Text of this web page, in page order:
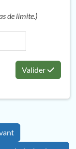
de limite.)
Valider